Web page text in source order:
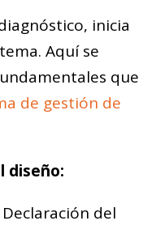
inicia
Aquí se
que
de gestión de
diseño:
Declaración del